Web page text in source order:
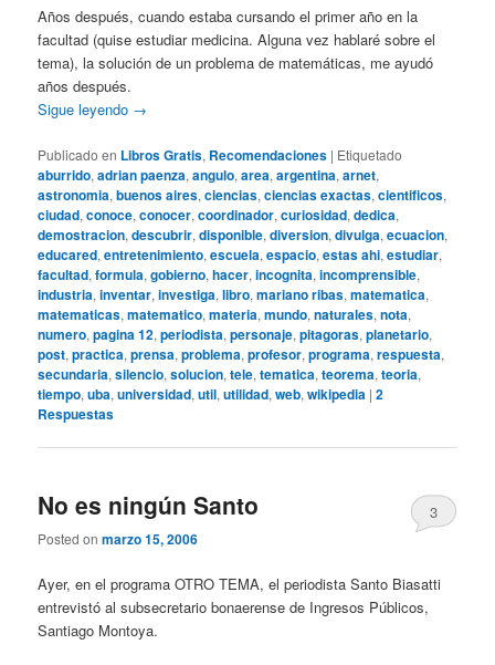
Años después, cuando estaba cursando el primer año en la
facultad (quise estudiar medicina. Alguna vez hablaré sobre el
tema), la solución de un problema de matemáticas, me ayudó
años después.
Sigue leyendo →
Publicado en Libros Gratis, Recomendaciones | Etiquetado
aburrido,adrian paenza,angulo,area,argentina,arnet,
astronomia,buenos aires,ciencias,ciencias exactas,cientificos,
ciudad,conoce,conocer,coordinador,curiosidad,dedica,
demostracion,descubrir,disponible,diversion,divulga,ecuacion,
educared,entretenimiento,escuela,espacio,estas ahi,estudiar,
facultad,formula,gobierno,hacer,incognita,incomprensible,
industria,inventar,investiga,libro,mariano ribas,matematica,
matematicas,matematico,materia,mundo,naturales,nota,
numero,pagina 12,periodista,personaje,pitagoras,planetario,
post,practica,prensa,problema,profesor,programa,respuesta,
secundaria,silencio,solucion,tele,tematica,teorema,teoria,
tiempo,uba,universidad,util,utilidad,web,wikipedia |2
Respuestas
No es ningún Santo
Posted onmarzo 15, 2006
3
Ayer, en el programa OTRO TEMA, el periodista Santo Biasatti
entrevistó al subsecretario bonaerense de Ingresos Públicos,
Santiago Montoya.